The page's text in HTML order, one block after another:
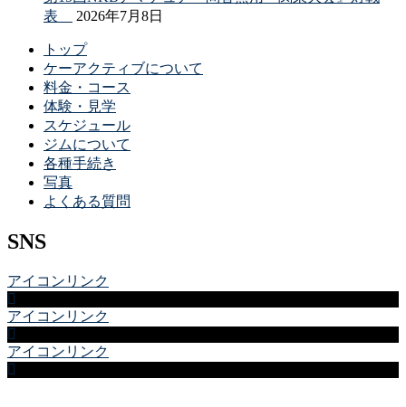
表
2026年7月8日
トップ
ケーアクティブについて
料金・コース
体験・見学
スケジュール
ジムについて
各種手続き
写真
よくある質問
SNS
アイコンリンク
アイコンリンク
アイコンリンク